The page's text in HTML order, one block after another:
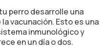
perro desarrolle una
vacunación. Esto es una
inmunológico y
en un día o dos.